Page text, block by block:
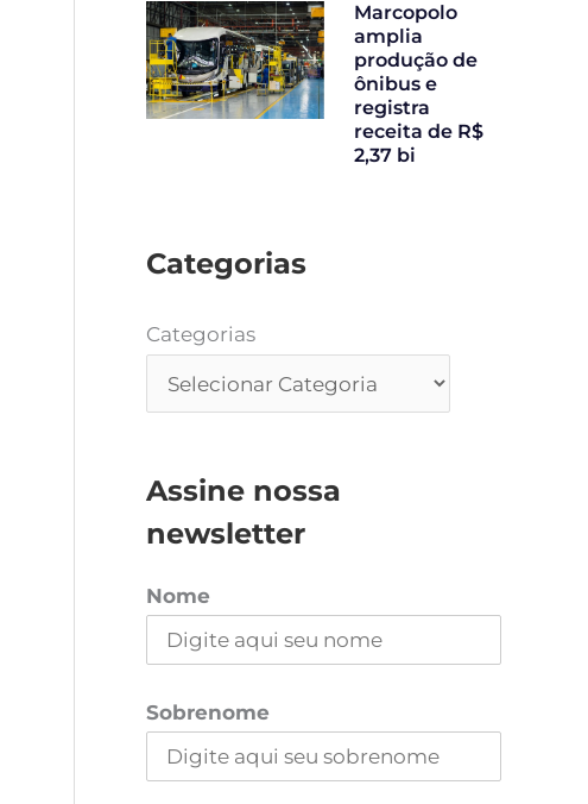
Marcopolo
amplia
produção de
ônibus e
registra
receita de R$
2,37 bi
Categorias
Categorias
Assine nossa
newsletter
Nome
Sobrenome